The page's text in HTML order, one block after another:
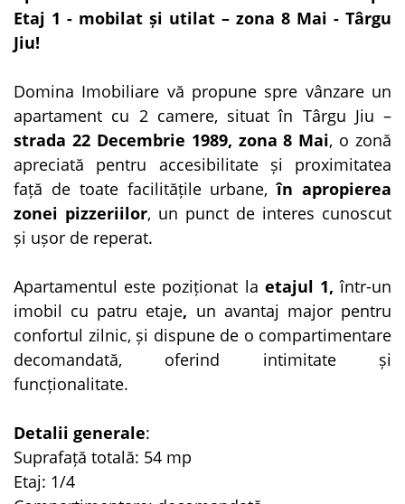
Etaj 1 - mobilat și utilat – zona 8 Mai - Târgu
Jiu!
Domina Imobiliare vă propune spre vânzare un
apartament cu 2 camere, situat în Târgu Jiu –
strada 22 Decembrie 1989, zona 8 Mai, o zonă
apreciată pentru accesibilitate și proximitatea
față de toate facilitățile urbane,în apropierea
zonei pizzeriilor, un punct de interes cunoscut
și ușor de reperat.
Apartamentul este poziționat la etajul 1,într-un
imobil cu patru etaje, un avantaj major pentru
confortul zilnic, și dispune de o compartimentare
decomandată, oferind intimitate și
funcționalitate.
Detalii generale:
Suprafață totală: 54 mp
Etaj: 1/4